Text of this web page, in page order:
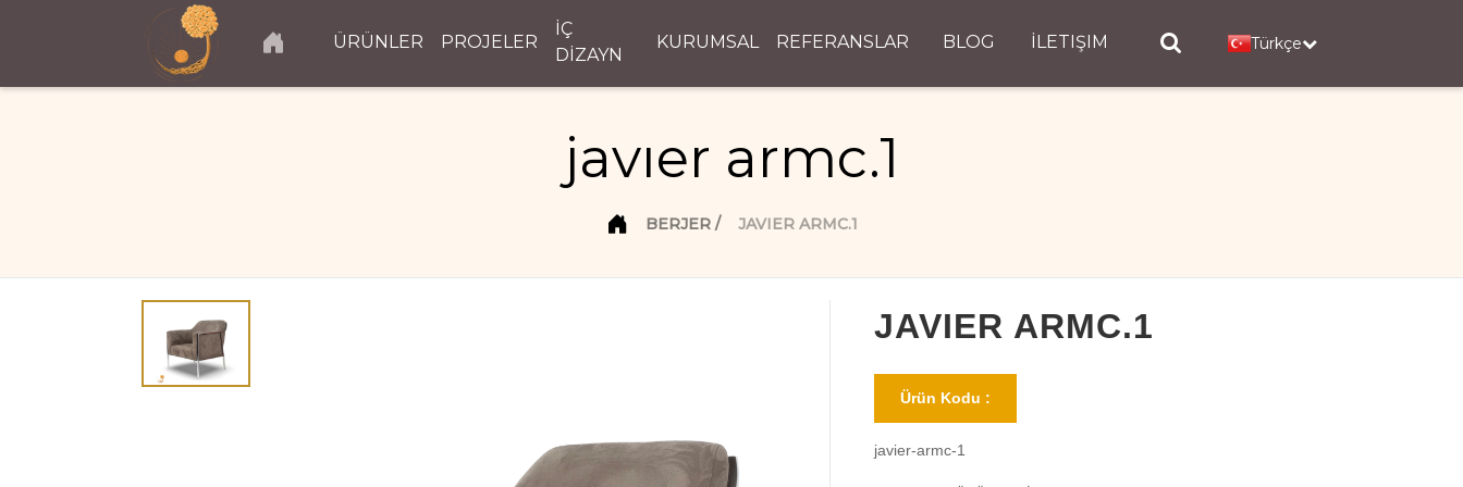
ÜRÜNLER PROJELER
İÇ
DİZAYN
KURUMSAL REFERANSLAR BLOG İLETIŞIM Türkçe
javıer armc.1
BERJER JAVIER ARMC.1
JAVIER ARMC.1
Ürün Kodu :
javier-armc-1